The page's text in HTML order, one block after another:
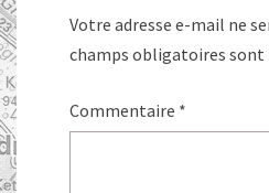
Votre adresse e-mail ne
champs obligatoires sont
Commentaire *